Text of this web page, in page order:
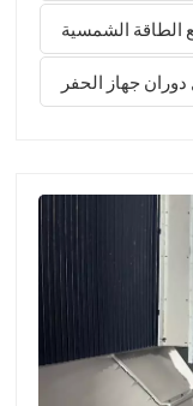
المهرجان، الذي يمتد تاريخه
تقليدية في الصين،
تشينغمينغ،
الطاقة الشمسية
جهاز الحفر